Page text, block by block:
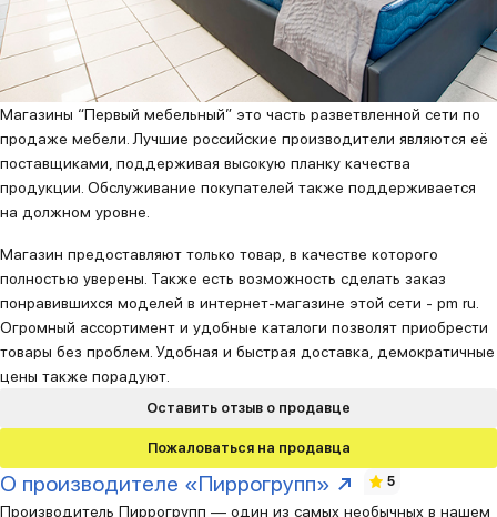
Оставить отзыв о продавце
Пожаловаться на продавца
Магазины “Первый мебельный” это часть разветвленной сети по
продаже мебели. Лучшие российские производители являются её
поставщиками, поддерживая высокую планку качества
продукции. Обслуживание покупателей также поддерживается
на должном уровне.
Магазин предоставляют только товар, в качестве которого
полностью уверены. Также есть возможность сделать заказ
понравившихся моделей в интернет-магазине этой сети - pm ru.
Огромный ассортимент и удобные каталоги позволят приобрести
товары без проблем. Удобная и быстрая доставка, демократичные
цены также порадуют.
О производителе «Пиррогрупп» 5
Производитель Пиррогрупп — один из самых необычных в нашем